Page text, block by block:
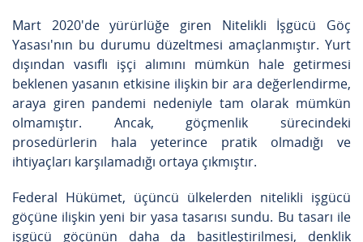
Mart 2020'de yürürlüğe giren Nitelikli İşgücü Göç
Yasası'nın bu durumu düzeltmesi amaçlanmıştır. Yurt
dışından vasıflı işçi alımını mümkün hale getirmesi
beklenen yasanın etkisine ilişkin bir ara değerlendirme,
araya giren pandemi nedeniyle tam olarak mümkün
olmamıştır. Ancak, göçmenlik sürecindeki
prosedürlerin hala yeterince pratik olmadığı ve
ihtiyaçları karşılamadığı ortaya çıkmıştır.
Federal Hükümet, üçüncü ülkelerden nitelikli işgücü
göçüne ilişkin yeni bir yasa tasarısı sundu. Bu tasarı ile
işgücü göçünün daha da basitleştirilmesi, denklik